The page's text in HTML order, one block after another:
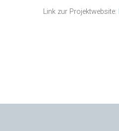
Link zur Projektwebsite: